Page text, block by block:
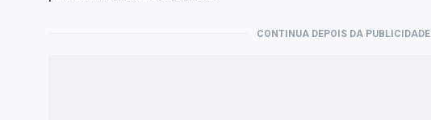
CONTINUA DEPOIS DA PUBLICIDADE